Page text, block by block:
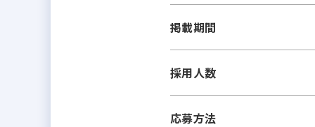
掲載期間
採用人数
応募方法